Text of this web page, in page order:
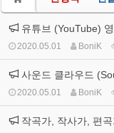
유튜브 (YouTube)
2020.05.01 BoniK
사운드 클라우드
2020.05.01 BoniK
작곡가, 작사가, 편